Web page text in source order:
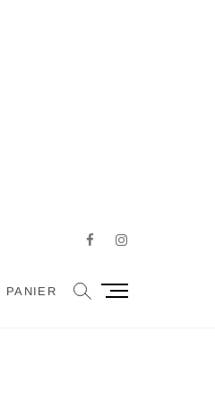
FacebookInstagram
PANIER
M